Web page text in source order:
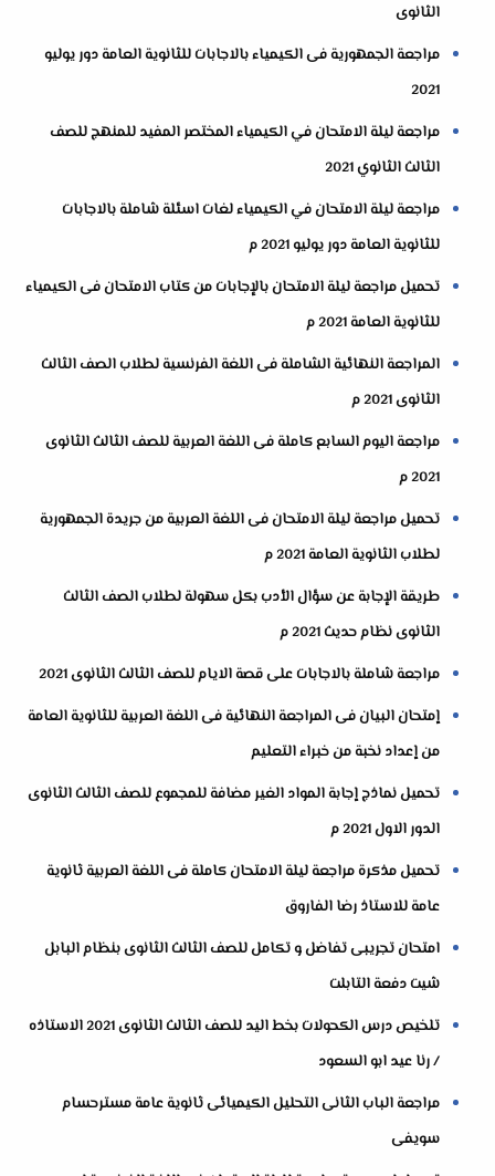
الثانوى
مراجعة الجمهورية فى الكيمياء بالاجابات للثانوية العامة دور يوليو
2021
مراجعة ليلة الامتحان في الكيمياء المختصر المفيد للمنهج للصف
الثالث الثانوي 2021
مراجعة ليلة الامتحان في الكيمياء لغات اسئلة شاملة بالاجابات
للثانوية العامة دور يوليو 2021 م
تحميل مراجعة ليلة الامتحان بالإجابات من كتاب الامتحان فى الكيمياء
للثانوية العامة 2021 م
المراجعة النهائية الشاملة فى اللغة الفرنسية لطلاب الصف الثالث
الثانوى 2021 م
مراجعة اليوم السابع كاملة فى اللغة العربية للصف الثالث الثانوى
2021 م
تحميل مراجعة ليلة الامتحان فى اللغة العربية من جريدة الجمهورية
لطلاب الثانوية العامة 2021 م
طريقة الإجابة عن سؤال الأدب بكل سهولة لطلاب الصف الثالث
الثانوى نظام حديث 2021 م
مراجعة شاملة بالاجابات على قصة الايام للصف الثالث الثانوى 2021
إمتحان البيان فى المراجعة النهائية فى اللغة العربية للثانوية العامة
من إعداد نخبة من خبراء التعليم
تحميل نماذج إجابة المواد الغير مضافة للمجموع للصف الثالث الثانوى
الدور الاول 2021 م
تحميل مذكرة مراجعة ليلة الامتحان كاملة فى اللغة العربية ثانوية
عامة للاستاذ رضا الفاروق
امتحان تجريبى تفاضل و تكامل للصف الثالث الثانوى بنظام البابل
شيت دفعة التابلت
تلخيص درس الكحولات بخط اليد للصف الثالث الثانوى 2021 الاستاذه
/ رنا عيد ابو السعود
مراجعة الباب الثانى التحليل الكيميائى ثانوية عامة مسترحسام
سويفى